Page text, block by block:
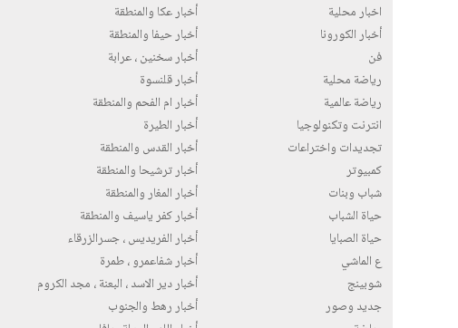
اخبار محلية
أخبار الكورونا
فن
رياضة محلية
رياضة عالمية
انترنت وتكنولوجيا
تجديدات واختراعات
كمبيوتر
شباب وبنات
حياة الشباب
حياة الصبايا
ع الماشي
شوبينج
جديد وصور
أخبار عكا والمنطقة
أخبار حيفا والمنطقة
أخبار سخنين ، عرابة
أخبار قلنسوة
أخبار ام الفحم والمنطقة
أخبار الطيرة
أخبار القدس والمنطقة
أخبار ترشيحا والمنطقة
أخبار المغار والمنطقة
أخبار كفر ياسيف والمنطقة
أخبار الفريديس ، جسرالزرقاء
أخبار شفاعمرو ، طمرة
أخبار دير الاسد ، البعنة ، مجد الكروم
أخبار رهط والجنوب